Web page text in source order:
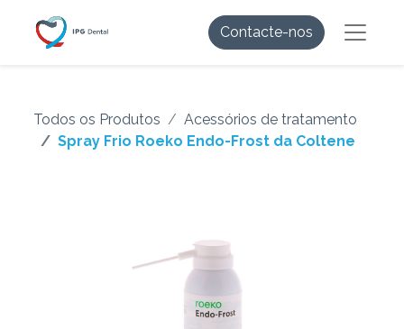
Contacte-nos
Todos os Produtos
Acessórios de tratamento
Spray Frio Roeko Endo-Frost da Coltene